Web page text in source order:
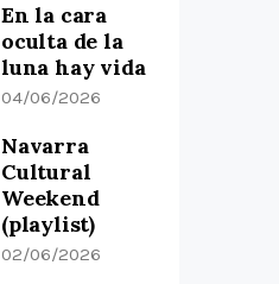
En la cara
oculta de la
luna hay vida
04/06/2026
Navarra
Cultural
Weekend
(playlist)
02/06/2026